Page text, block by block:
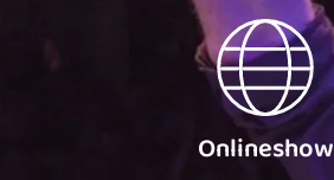
Onlineshow